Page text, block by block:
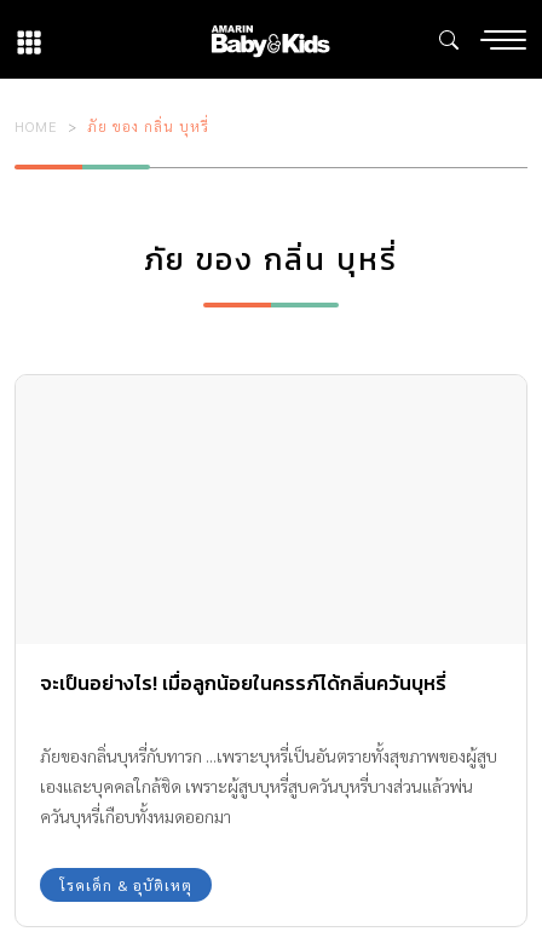
HOME ภัย ของ กลิ่น บุหรี่
ภัย ของ กลิ่น บุหรี่
จะเป็นอย่างไร! เมื่อลูกน้อยในครรภ์ได้กลิ่นควันบุหรี่
ภัยของกลิ่นบุหรี่กับทารก ...เพราะบุหรี่เป็นอันตรายทั้งสุขภาพของผู้สูบ
เองและบุคคลใกล้ชิด เพราะผู้สูบบุหรี่สูบควันบุหรี่บางส่วนแล้วพ่น
ควันบุหรี่เกือบทั้งหมดออกมา
โรคเด็ก & อุบัติเหตุ